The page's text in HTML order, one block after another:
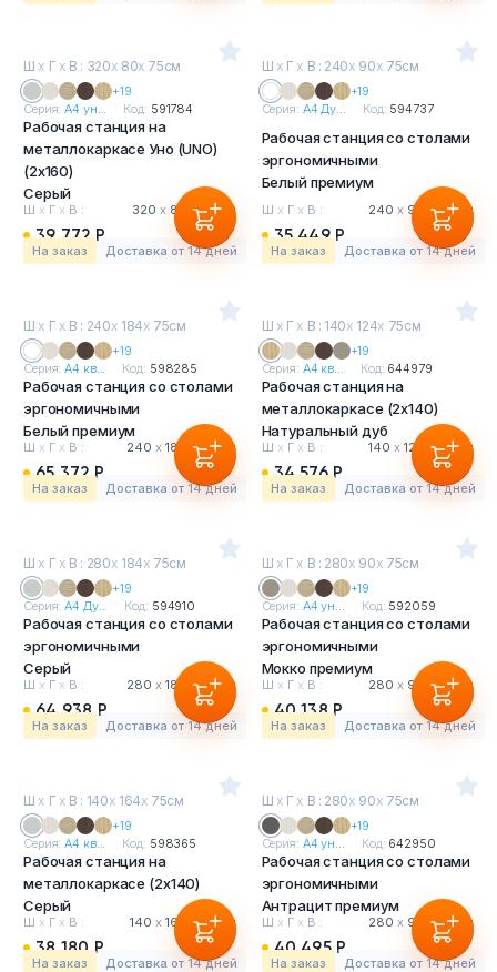
Ш х Г х В : 320х 80х 75см
+19
Серия:А4 ун... Код: 591784
Рабочая станция на
металлокаркасе Уно (UNO)
(2х160)
Серый
Ш х Г х В : 320 х80 х75 см
39 772 Р
На заказ Доставка от 14 дней
Ш х Г х В : 240х 90х 75см
+19
Серия: А4 Ду... Код: 594737
Рабочая станция со столами
эргономичными
Белый премиум
Ш х Г х В : 240 х 90 х75 см
35 449 Р
На заказ Доставка от 14 дней
Ш х Г х В : 240х 184х 75см
+19
Серия:А4 кв... Код: 598285
Рабочая станция со столами
эргономичными
Белый премиум
Ш х Г х В : 240 х184 х75 см
65 372 Р
На заказ Доставка от 14 дней
Ш х Г х В : 140х 124х 75см
+19
Серия: А4 кв... Код: 644979
Рабочая станция на
металлокаркасе (2х140)
Натуральный дуб
Ш х Г х В : 140 х 124 х75 см
34 576 Р
На заказ Доставка от 14 дней
Ш х Г х В : 280х 184х 75см
+19
Серия:А4 Ду... Код: 594910
Рабочая станция со столами
эргономичными
Серый
Ш х Г х В : 280 х184 х75 см
64 938 Р
На заказ Доставка от 14 дней
Ш х Г х В : 280х 90х 75см
+19
Серия: А4 ун... Код: 592059
Рабочая станция со столами
эргономичными
Мокко премиум
Ш х Г х В : 280 х 90 х75 см
40 138 Р
На заказ Доставка от 14 дней
Ш х Г х В : 140х 164х 75см
+19
Серия:А4 кв... Код: 598365
Рабочая станция на
металлокаркасе (2х140)
Серый
Ш х Г х В : 140 х164 х75 см
38 180 Р
На заказ Доставка от 14 дней
Ш х Г х В : 280х 90х 75см
+19
Серия: А4 ун... Код: 642950
Рабочая станция со столами
эргономичными
Антрацит премиум
Ш х Г х В : 280 х 90 х75 см
40 495 Р
На заказ Доставка от 14 дней